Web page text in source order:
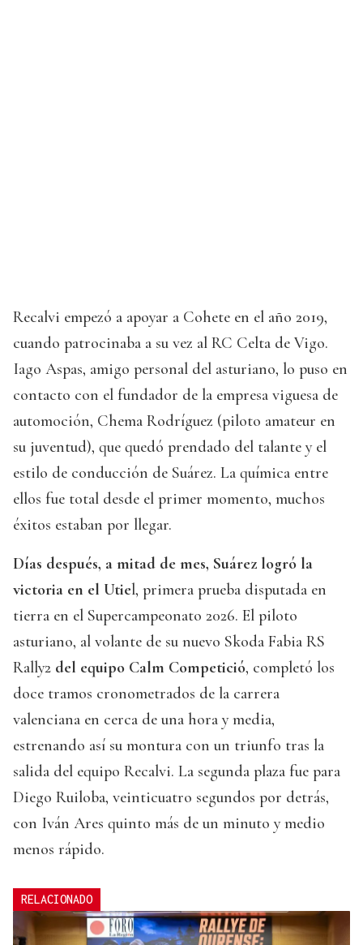
Recalvi empezó a apoyar a Cohete en el año 2019,
cuando patrocinaba a su vez al RC Celta de Vigo.
Iago Aspas, amigo personal del asturiano, lo puso en
contacto con el fundador de la empresa viguesa de
automoción, Chema Rodríguez (piloto amateur en
su juventud), que quedó prendado del talante y el
estilo de conducción de Suárez. La química entre
ellos fue total desde el primer momento, muchos
éxitos estaban por llegar.
Días después, a mitad de mes, Suárez logró la
victoria en el Utiel, primera prueba disputada en
tierra en el Supercampeonato 2026. El piloto
asturiano, al volante de su nuevo Skoda Fabia RS
Rally2 del equipo Calm Competició, completó los
doce tramos cronometrados de la carrera
valenciana en cerca de una hora y media,
estrenando así su montura con un triunfo tras la
salida del equipo Recalvi. La segunda plaza fue para
Diego Ruiloba, veinticuatro segundos por detrás,
con Iván Ares quinto más de un minuto y medio
menos rápido.
RELACIONADO